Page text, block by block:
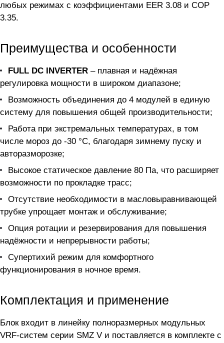
любых режимах с коэффициентами EER 3.08 и COP
3.35.
Преимущества и особенности
FULL DC INVERTER – плавная и надёжная
регулировка мощности в широком диапазоне;
Возможность объединения до 4 модулей в единую
систему для повышения общей производительности;
Работа при экстремальных температурах, в том
числе мороз до -30 °C, благодаря зимнему пуску и
авторазморозке;
Высокое статическое давление 80 Па, что расширяет
возможности по прокладке трасс;
Отсутствие необходимости в масловыравнивающей
трубке упрощает монтаж и обслуживание;
Опция ротации и резервирования для повышения
надёжности и непрерывности работы;
Супертихий режим для комфортного
функционирования в ночное время.
Комплектация и применение
Блок входит в линейку полноразмерных модульных
VRF-систем серии SMZ V и поставляется в комплекте с